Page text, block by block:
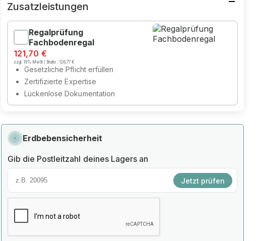
Zusatzleistungen
Regalprüfung
Fachbodenregal
121,70 €
zzgl. 19% MwSt / Brutto :126,77 €
Gesetzliche Pflicht erfüllen
Zertifizierte Expertise
Lückenlose Dokumentation
Erdbebensicherheit
Gib die Postleitzahl deines Lagers an
Jetzt prüfen